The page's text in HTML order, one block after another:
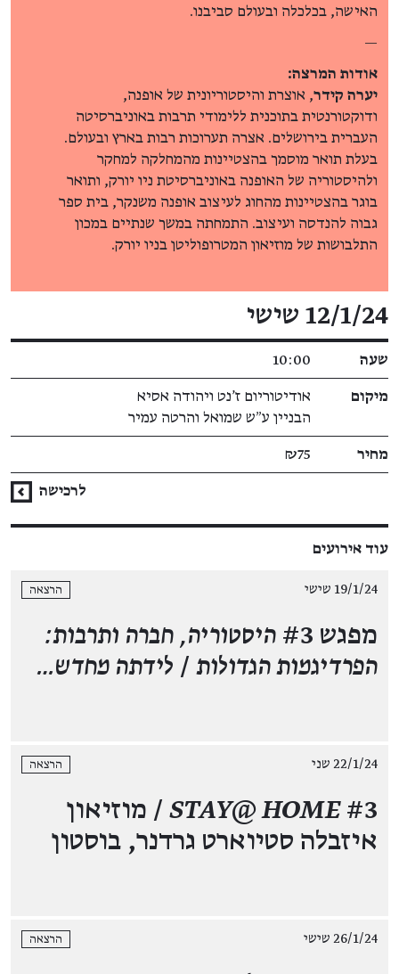
האישה, בכלכלה ובעולם סביבנו.
—
אודות המרצה:
יערה קידר, אוצרת והיסטוריונית של אופנה,
ודוקטורנטית בתוכנית ללימודי תרבות באוניברסיטה
העברית בירושלים. אצרה תערוכות רבות בארץ ובעולם.
בעלת תואר מוסמך בהצטיינות מהמחלקה למחקר
ולהיסטוריה של האופנה באוניברסיטת ניו יורק, ותואר
בוגר בהצטיינות מהחוג לעיצוב אופנה משנקר, בית ספר
גבוה להנדסה ועיצוב. התמחתה במשך שנתיים במכון
התלבושות של מוזיאון המטרופוליטן בניו יורק.
פרטי האירוע
12/1/24 שישי
שעה 10:00
מיקום
אודיטוריום ז'נט ויהודה אסיא
הבניין ע״ש שמואל והרטה עמיר
מחיר ₪75
לרכישה
עוד אירועים
19/1/24 שישי הרצאה
מפגש #3
היסטוריה, חברה ותרבות:
הפרדיגמות הגדולות / לידתה מחדש…
22/1/24 שני הרצאה
STAY@ HOME #3 / מוזיאון
איזבלה סטיוארט גרדנר, בוסטון
26/1/24 שישי הרצאה